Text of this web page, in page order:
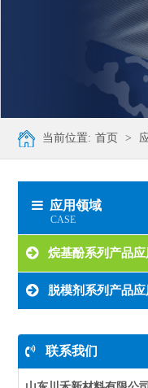
当前位置: 首页 >
应用领域
CASE
烷基酚系列产品应
脱模剂系列产品应
联系我们